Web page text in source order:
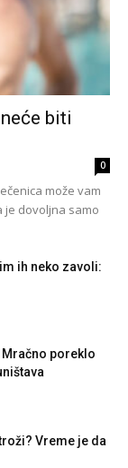
biti
0
može vam
je dovoljna samo
ih neko zavoli:
poreklo
Vreme je da